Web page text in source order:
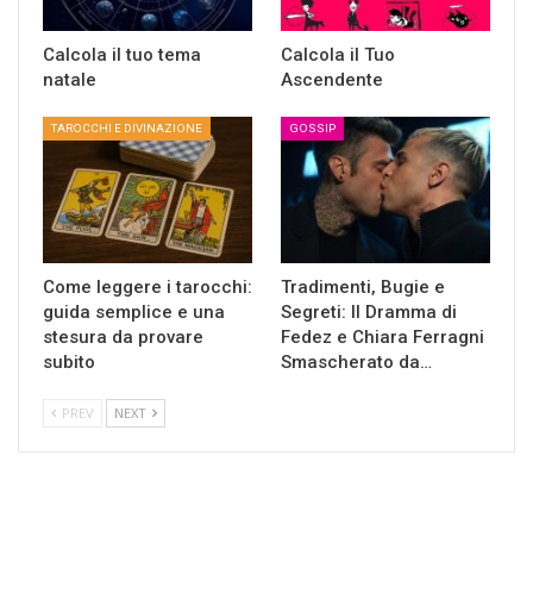
Calcola il tuo tema
natale
Calcola il Tuo
Ascendente
TAROCCHI E DIVINAZIONE
Come leggere i tarocchi:
guida semplice e una
stesura da provare
subito
GOSSIP
Tradimenti, Bugie e
Segreti: Il Dramma di
Fedez e Chiara Ferragni
Smascherato da…
PREV NEXT